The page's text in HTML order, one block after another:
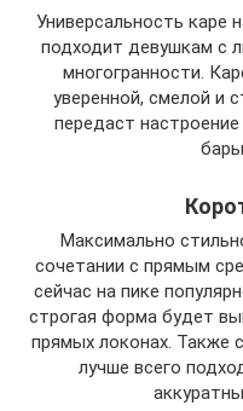
Универсальность каре
подходит девушкам с
многогранности.
уверенной, смелой и
передаст
Максимально
сочетании с прямым
сейчас на пике
строгая форма будет
прямых локонах. Также
лучше всего